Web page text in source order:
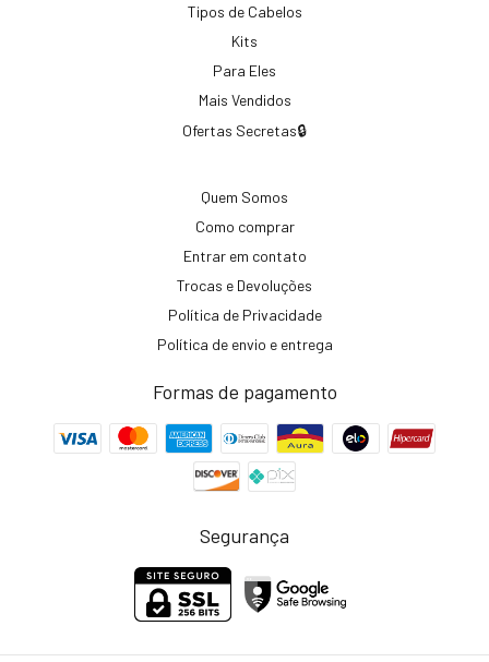
Tipos de Cabelos
Kits
Para Eles
Mais Vendidos
Ofertas Secretas🔒
Quem Somos
Como comprar
Entrar em contato
Trocas e Devoluções
Política de Privacidade
Política de envio e entrega
Formas de pagamento
Segurança